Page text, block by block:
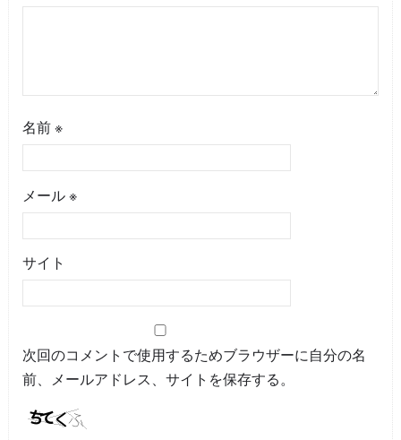
名前 ※
メール ※
サイト
次回のコメントで使用するためブラウザーに自分の名
前、メールアドレス、サイトを保存する。